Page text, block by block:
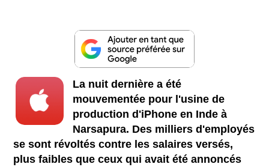
La nuit dernière a été
mouvementée pour l'usine de
production d'iPhone en Inde à
Narsapura. Des milliers d'employés
se sont révoltés contre les salaires versés,
plus faibles que ceux qui avait été annoncés